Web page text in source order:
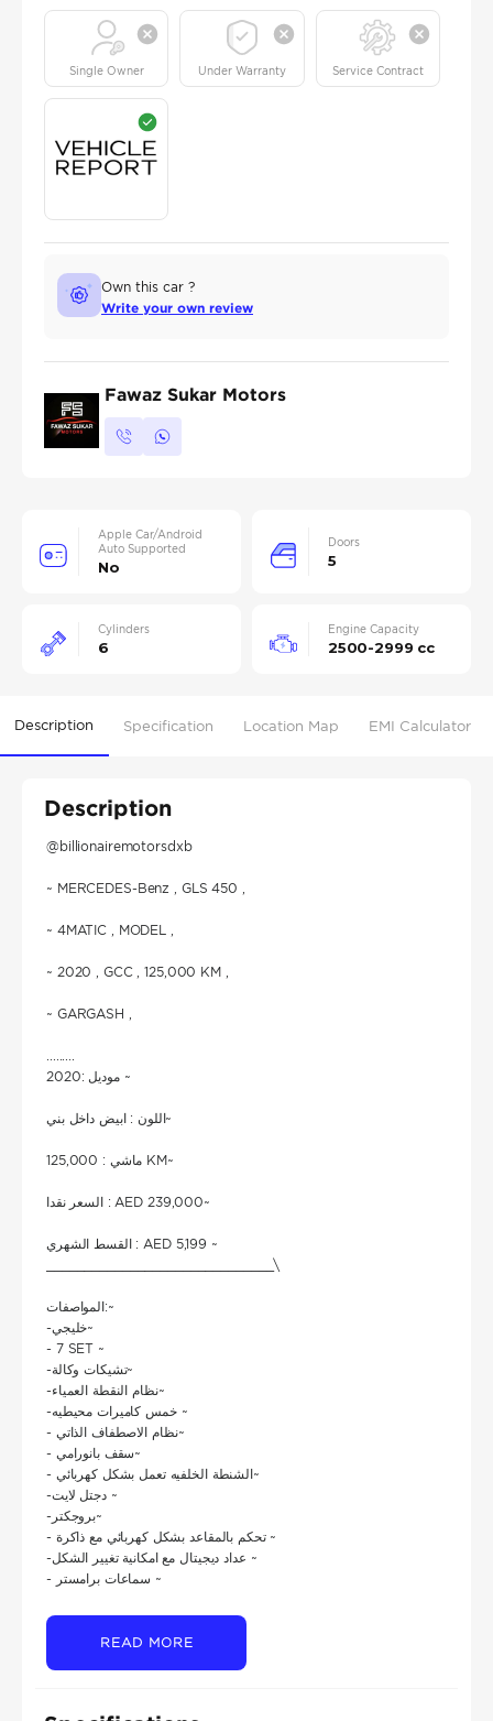
Single Owner Under Warranty Service Contract
Own this car ?
Write your own review
Fawaz Sukar Motors
Apple Car/Android
Auto Supported
No
Doors
5
Cylinders
6
Engine Capacity
2500-2999 cc
Description Specification Location Map EMI Calculator
Description
@billionairemotorsdxb
~ MERCEDES-Benz , GLS 450 ,
~ 4MATIC , MODEL ,
~ 2020 , GCC , 125,000 KM ,
~ GARGASH ,
.........
موديل :2020 ~
اللون : ابيض داخل بني~
ماشي : 125,000 KM~
السعر نقدا : AED 239,000~
القسط الشهري : AED 5,199 ~
______________________________\
المواصفات:~
-خليجي~
- 7 SET ~
-تشيكات وكالة~
-نظام النقطة العمياء~
-خمس كاميرات محيطيه ~
- نظام الاصطفاف الذاتي~
- سقف بانورامي~
- الشنطة الخلفيه تعمل بشكل كهربائي~
-دجتل لايت ~
-بروجكتر~
- تحكم بالمقاعد بشكل كهربائي مع ذاكرة ~
-عداد ديجيتال مع امكانية تغيير الشكل ~
- سماعات برامستر ~
READ MORE